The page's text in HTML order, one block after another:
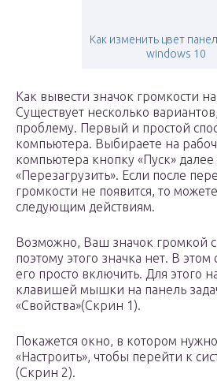
Как изменить цвет
windows 10
Как вывести значок громкости
Существует несколько
проблему. Первый и простой
компьютера. Выбираете на
компьютера кнопку «Пуск»
«Перезагрузить». Если после
громкости не появится, то
следующим действиям.
Возможно, Ваш значок громкой
поэтому этого значка нет. В
его просто включить. Для этого
клавишей мышки на панель
«Свойства»(Скрин 1).
Покажется окно, в котором
«Настроить», чтобы перейти к
(Скрин 2).